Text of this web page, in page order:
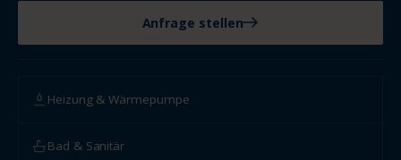
Anfrage stellen
Heizung & Wärmepumpe
Bad & Sanitär